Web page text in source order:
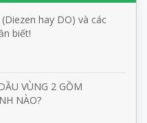
hay DO) và các
biết!
VÙNG 2 GỒM
NÀO?